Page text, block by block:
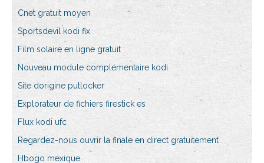
Cnet gratuit moyen
Sportsdevil kodi fix
Film solaire en ligne gratuit
Nouveau module complémentaire kodi
Site dorigine putlocker
Explorateur de fichiers firestick es
Flux kodi ufc
Regardez-nous ouvrir la finale en direct gratuitement
Hbogo mexique